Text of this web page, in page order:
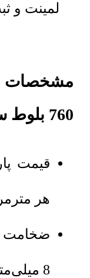
لمینت و
مشخصات
760 بلوط سرخ
هر
8 میلی‌متر